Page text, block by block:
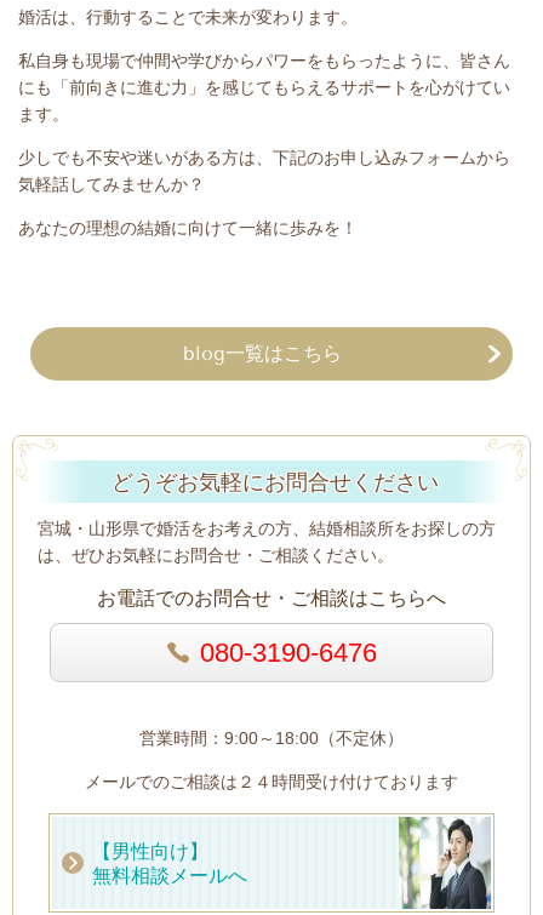
婚活は、行動することで未来が変わります。
私自身も現場で仲間や学びからパワーをもらったように、皆さん
にも「前向きに進む力」を感じてもらえるサポートを心がけてい
ます。
少しでも不安や迷いがある方は、下記のお申し込みフォームから
気軽話してみませんか？
あなたの理想の結婚に向けて一緒に歩みを！
blog一覧はこちら
どうぞお気軽にお問合せください
宮城・山形県で婚活をお考えの方、結婚相談所をお探しの方
は、ぜひお気軽にお問合せ・ご相談ください。
お電話でのお問合せ・ご相談はこちらへ
080-3190-6476
営業時間：9:00～18:00（不定休）
メールでのご相談は２４時間受け付けております
【男性向け】
無料相談メールへ